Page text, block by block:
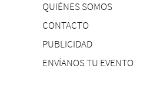
QUIÉNES SOMOS
CONTACTO
PUBLICIDAD
ENVÍANOS TU EVENTO